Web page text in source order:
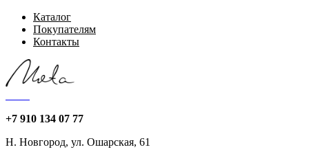
Каталог
Покупателям
Контакты
+7 910 134 07 77
Н. Новгород, ул. Ошарская, 61